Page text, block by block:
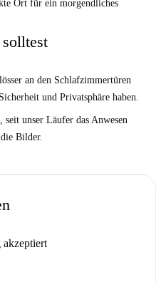
Ort für ein morgendliches
an den Schlafzimmertüren
und Privatsphäre haben.
unser Läufer das Anwesen
Bilder.